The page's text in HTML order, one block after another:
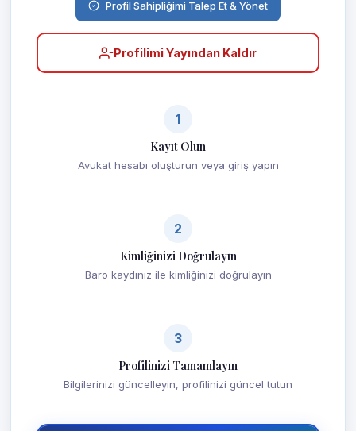
Profil Sahipliğimi Talep Et & Yönet
Profilimi Yayından Kaldır
1
Kayıt Olun
Avukat hesabı oluşturun veya giriş yapın
2
Kimliğinizi Doğrulayın
Baro kaydınız ile kimliğinizi doğrulayın
3
Profilinizi Tamamlayın
Bilgilerinizi güncelleyin, profilinizi güncel tutun